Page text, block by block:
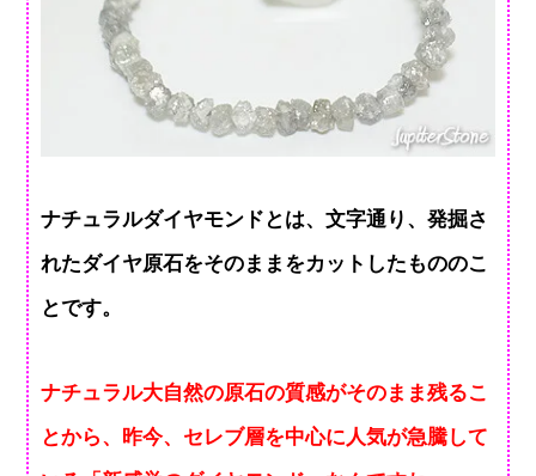
ナチュラルダイヤモンドとは、文字通り、発掘さ
れたダイヤ原石をそのままをカットしたもののこ
とです。
ナチュラル大自然の原石の質感がそのまま残るこ
とから、昨今、セレブ層を中心に人気が急騰して